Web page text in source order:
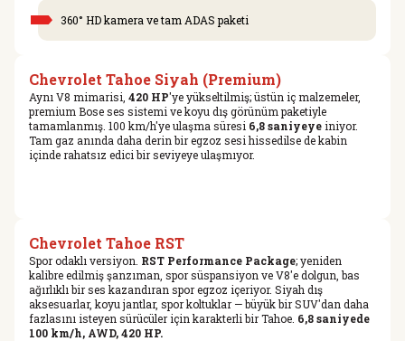
360° HD kamera ve tam ADAS paketi
Chevrolet Tahoe Siyah (Premium)
Aynı V8 mimarisi, 420 HP'ye yükseltilmiş; üstün iç malzemeler,
premium Bose ses sistemi ve koyu dış görünüm paketiyle
tamamlanmış. 100 km/h'ye ulaşma süresi 6,8 saniyeye iniyor.
Tam gaz anında daha derin bir egzoz sesi hissedilse de kabin
içinde rahatsız edici bir seviyeye ulaşmıyor.
Chevrolet Tahoe RST
Spor odaklı versiyon. RST Performance Package; yeniden
kalibre edilmiş şanzıman, spor süspansiyon ve V8'e dolgun, bas
ağırlıklı bir ses kazandıran spor egzoz içeriyor. Siyah dış
aksesuarlar, koyu jantlar, spor koltuklar — büyük bir SUV'dan daha
fazlasını isteyen sürücüler için karakterli bir Tahoe. 6,8 saniyede
100 km/h, AWD, 420 HP.